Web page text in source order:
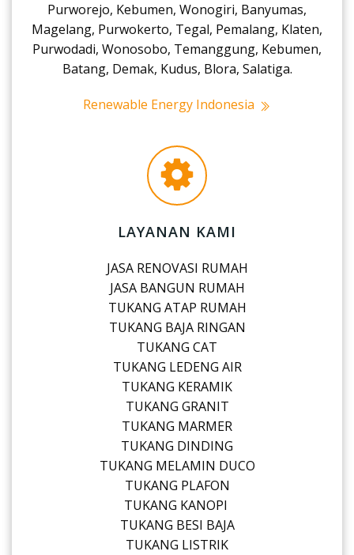
Purworejo, Kebumen, Wonogiri, Banyumas,
Magelang, Purwokerto, Tegal, Pemalang, Klaten,
Purwodadi, Wonosobo, Temanggung, Kebumen,
Batang, Demak, Kudus, Blora, Salatiga.
Renewable Energy Indonesia
LAYANAN KAMI
JASA RENOVASI RUMAH
JASA BANGUN RUMAH
TUKANG ATAP RUMAH
TUKANG BAJA RINGAN
TUKANG CAT
TUKANG LEDENG AIR
TUKANG KERAMIK
TUKANG GRANIT
TUKANG MARMER
TUKANG DINDING
TUKANG MELAMIN DUCO
TUKANG PLAFON
TUKANG KANOPI
TUKANG BESI BAJA
TUKANG LISTRIK